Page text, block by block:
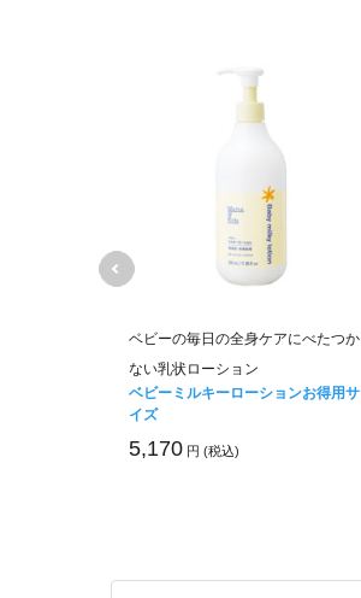
ベビーの毎日の全身ケアにべたつか
ない乳状ローション
ベビーミルキーローションお得用サ
イズ
5,170 円 (税込)